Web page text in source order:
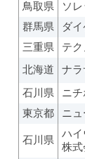
鳥取県 ソ
群馬県 ダ
三重県
テ
北海道
ナラ
石川県 ニ
東京都
ニ
石川県
ハイ
株式